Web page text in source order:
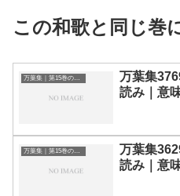
この和歌と同じ巻
万葉集｜第15巻の和歌一覧
万葉集
読み｜意
万葉集｜第15巻の和歌一覧
万葉集
読み｜意